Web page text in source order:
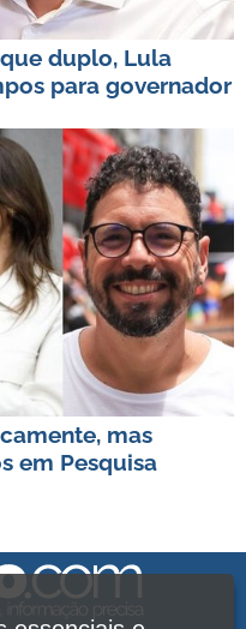
duplo, Lula
para governador
mas
em Pesquisa